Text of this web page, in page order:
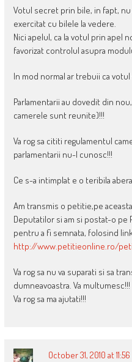
Votul secret prin bile, in fapt,
exercitat cu bilele la vedere.
Nici apelul, ca la votul prin apel
favorizat controlul asupra
In mod normal ar trebuii ca
Parlamentarii au dovedit din
camerele sunt reunite)!!!
Va rog sa cititi regulamentul
parlamentarii nu-l cunosc!!!
Ce s-a intimplat e o teribila
Am transmis o petitie,pe
Deputatilor si am si postat-o pe
pentru a fi semnata, folosind
http://www.petitieonline.ro/
Va rog sa nu va suparati si sa
dumneavoastra. Va multumesc!!!
Va rog sa ma ajutati!!!
October 31, 2010 at 11:56